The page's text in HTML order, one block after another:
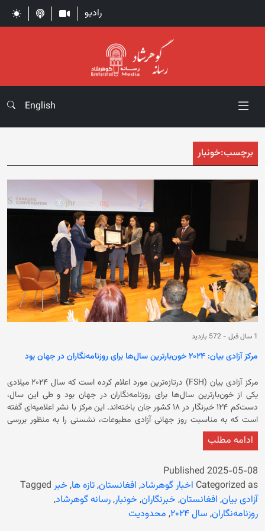
رادیو
English
برچسب:خونبار
1 سال قبل - 572 بازدید
مرکز آزادی بیان: ۲۰۲۴ خون‌بارترین سال‌ها برای روزنامه‌نگاران در جهان بود
مرکز آزادی بیان (FSH) درتازه‌ترین مورد اعلام کرده است که سال ۲۰۲۴ میلادی
یکی از خون‌بارترین سال‌ها برای روزنامه‌نگاران در جهان بود و طی این سال،
دست‌کم ۱۲۴ خبرنگار در ۱۸ کشور جان باخته‌اند. این مرکز با نشر اعلامیه‌ای گفته
است که به مناسبت روز جهانی آزادی مطبوعات، نشستی را به منظور بررسی
وضعیت آزادی بیان و رسانه‌ها در افغانستان و روزنامه‌نگاری در جوامع
دانشجویان و شماری از خبرنگاران کشور در شهر تورنتوی کانادا برگزار شده است.
مرکز آزادی بیان در ادامه تاکید کرده است که در این نشست به فرصت‌های
موجود در جوامع دموکراتیک برای ژورنالیزم و محدودیت‌های موجود در جوامع
سرکوب‌گر پرداخته شد. در ادامه آمده است که اشتراک‌کنندگان این نشست در
مورد «تلاش‌های خبرنگاران افغانستان برای حفظ ژورنالیزم، چالش‌ها و
ادامه مطلب
Published 2025-05-08
Categorized as اخبار گوهرشاد, افغانستان,تازه ها, خبر Tagged
آزادی بیان, افغانستان, خبرنگاران, خونبار,رسانه گوهرشاد,
روزنامه‌نگاران, سال ۲۰۲۴ , محدودیت